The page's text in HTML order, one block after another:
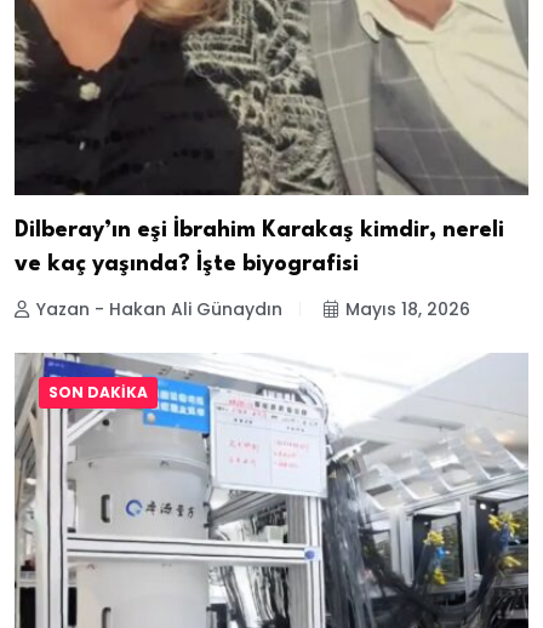
Dilberay’ın eşi İbrahim Karakaş kimdir, nereli
ve kaç yaşında? İşte biyografisi
Yazan - Hakan Ali Günaydın Mayıs 18, 2026
SON DAKIKA